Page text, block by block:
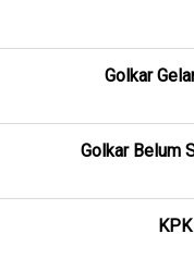
Golkar
Golkar Belum